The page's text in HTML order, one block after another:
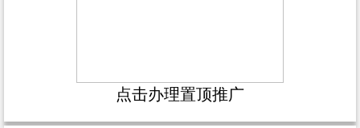
点击办理置顶推广